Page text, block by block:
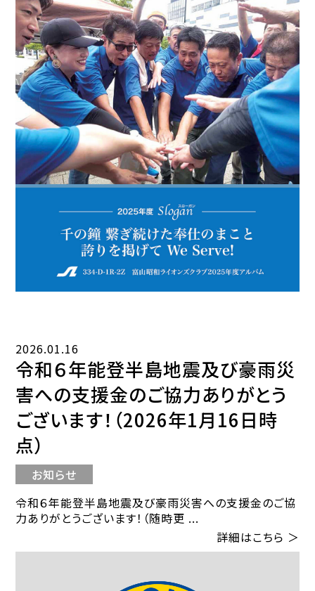
2026.01.16
令和６年能登半島地震及び豪雨災
害への支援金のご協力ありがとう
ございます！（2026年1月16日時
点）
お知らせ
令和６年能登半島地震及び豪雨災害への支援金のご協
力ありがとうございます！（随時更 ...
詳細はこちら ＞